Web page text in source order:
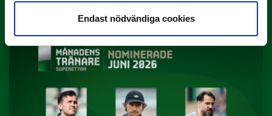
Endast nödvändiga cookies
Yttrar gör…